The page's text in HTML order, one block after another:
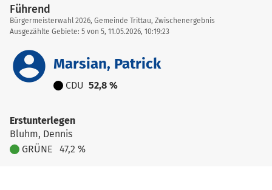
Führend
Bürgermeisterwahl 2026, Gemeinde Trittau, Zwischenergebnis
Ausgezählte Gebiete: 5 von 5, 11.05.2026, 10:19:23
account_circle Marsian, Patrick
CDU 52,8 %
Erstunterlegen
Bluhm, Dennis
GRÜNE
47,2 %